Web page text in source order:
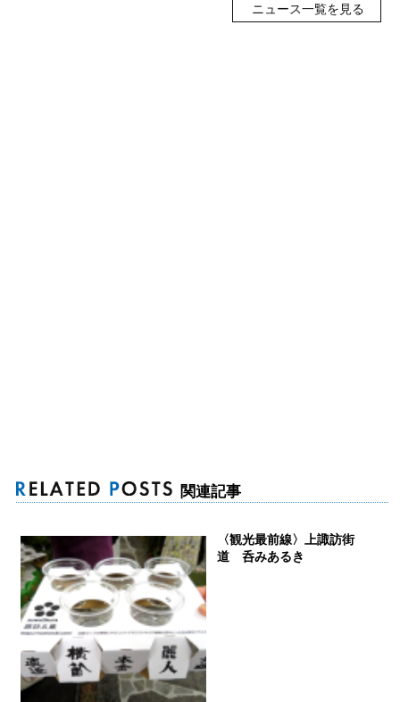
ニュース一覧を見る
関連記事
〈観光最前線〉上諏訪街
道 呑みあるき